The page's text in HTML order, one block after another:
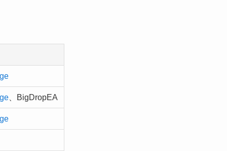
、BigDropEA